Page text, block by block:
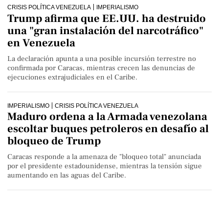
CRISIS POLÍTICA VENEZUELA IMPERIALISMO
Trump afirma que EE.UU. ha destruido
una "gran instalación del narcotráfico"
en Venezuela
La declaración apunta a una posible incursión terrestre no
confirmada por Caracas, mientras crecen las denuncias de
ejecuciones extrajudiciales en el Caribe.
IMPERIALISMO CRISIS POLÍTICA VENEZUELA
Maduro ordena a la Armada venezolana
escoltar buques petroleros en desafío al
bloqueo de Trump
Caracas responde a la amenaza de "bloqueo total" anunciada
por el presidente estadounidense, mientras la tensión sigue
aumentando en las aguas del Caribe.